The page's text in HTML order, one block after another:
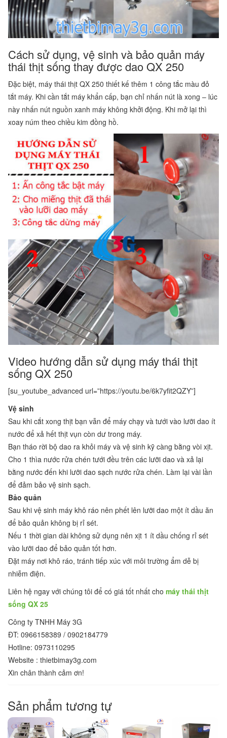
Cách sử dụng, vệ sinh và bảo quản máy
thái thịt sống thay được dao QX 250
Đặc biệt, máy thái thịt QX 250 thiết kế thêm 1 công tắc màu đỏ
tắt máy. Khi cần tắt máy khẩn cấp, bạn chỉ nhấn nút là xong – lúc
này nhấn nút nguồn xanh máy không khởi động. Khi mở lại thì
xoay núm theo chiều kim đồng hồ.
Video hướng dẫn sử dụng máy thái thịt
sống QX 250
[su_youtube_advanced url=”https://youtu.be/6k7yfit2QZY”]
Vệ sinh
Sau khi cắt xong thịt bạn vẫn để máy chạy và tưới vào lưỡi dao ít
nước để xả hết thịt vụn còn dư trong máy.
Bạn tháo rời bộ dao ra khỏi máy và vệ sinh kỹ càng bằng vòi xịt.
Cho 1 thìa nước rửa chén tưới đều trên các lưỡi dao và xả lại
bằng nước đến khi lưỡi dao sạch nước rửa chén. Làm lại vài lần
để đảm bảo vệ sinh sạch.
Bảo quản
Sau khi vệ sinh máy khô ráo nên phết lên lưỡi dao một ít dầu ăn
để bảo quản không bị rỉ sét.
Nếu 1 thời gian dài không sử dụng nên xịt 1 ít dầu chống rỉ sét
vào lưỡi dao để bảo quản tốt hơn.
Đặt máy nơi khô ráo, tránh tiếp xúc với môi trường ẩm dễ bị
nhiễm điện.
Liên hệ ngay với chúng tôi để có giá tốt nhất cho máy thái thịt
sống QX 25
Công ty TNHH Máy 3G
ĐT: 0966158389 / 0902184779
Hotline: 0973110295
Website : thietbimay3g.com
Xin chân thành cảm ơn!
Sản phẩm tương tự